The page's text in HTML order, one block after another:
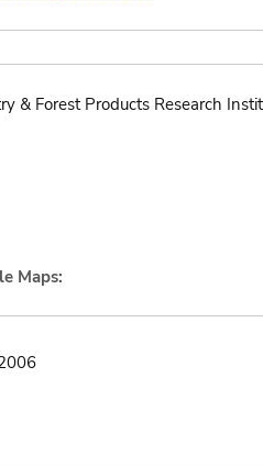
& Forest Products Research
Maps: